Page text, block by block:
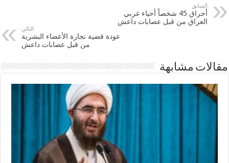
السابق
أحراق 45 شخصاً أحياء غربي
العراق من قبل عصابات داعش
التالي
عودة قضية تجارة الأعضاء البشرية
من قبل عصابات داعش
مقالات مشابهة